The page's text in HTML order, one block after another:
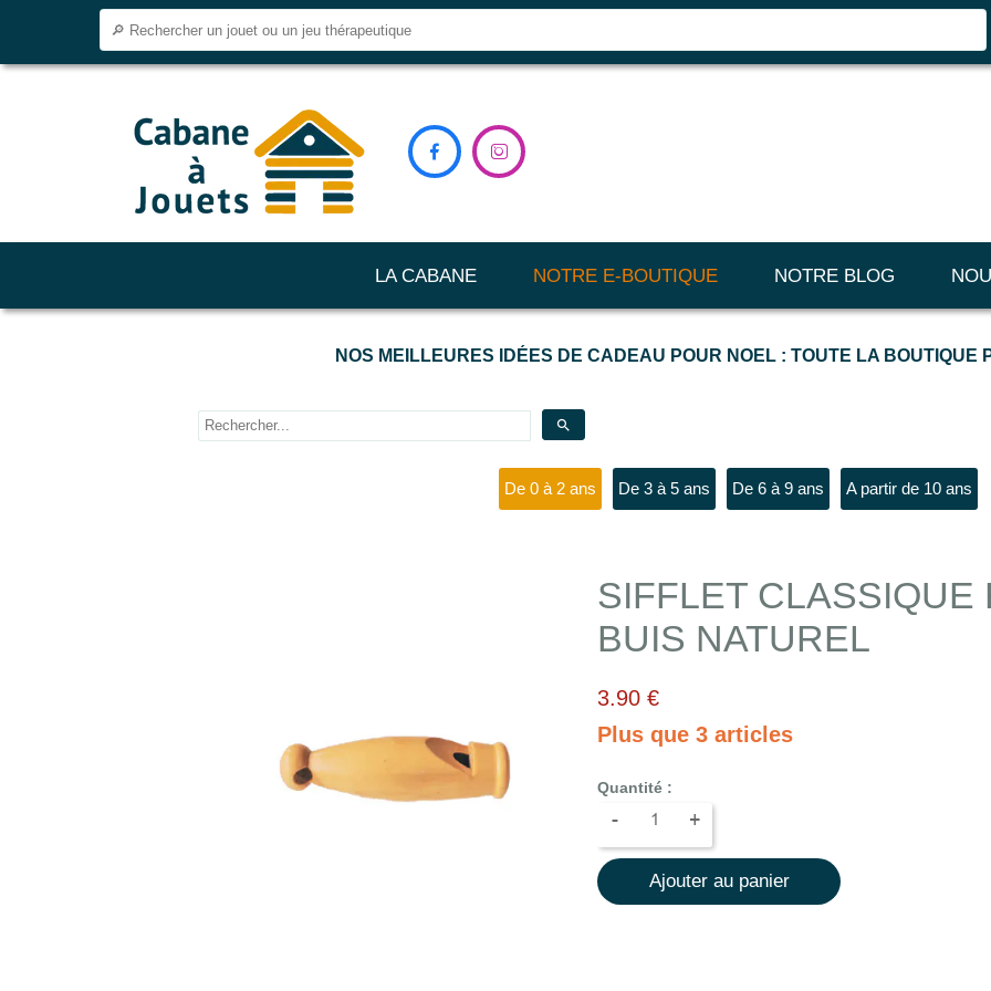
LA CABANE NOTRE E-BOUTIQUE NOTRE BLOG
 
NOS MEILLEURES IDÉES DE CADEAU POUR NOEL : TOUTE LA BOUTIQUE
search
De 0 à 2 ans De 3 à 5 ans De 6 à 9 ans A partir de 10 ans
SIFFLET CLASSIQUE
BUIS NATUREL
3.90 €
Plus que 3 articles
Quantité :
- +
Ajouter au panier